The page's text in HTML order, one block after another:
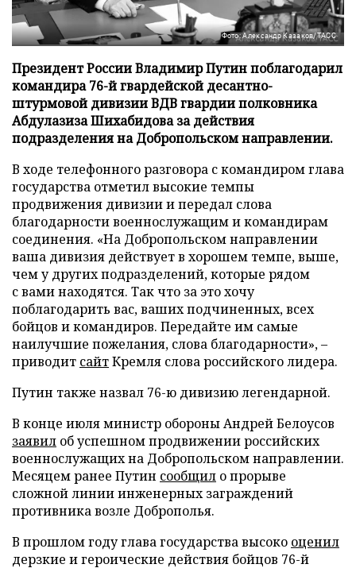
Фото: Александр Казаков/ТАСС
Президент России Владимир Путин поблагодарил
командира 76-й гвардейской десантно-
штурмовой дивизии ВДВ гвардии полковника
Абдулазиза Шихабидова за действия
подразделения на Добропольском направлении.
В ходе телефонного разговора с командиром глава
государства отметил высокие темпы
продвижения дивизии и передал слова
благодарности военнослужащим и командирам
соединения. «На Добропольском направлении
ваша дивизия действует в хорошем темпе, выше,
чем у других подразделений, которые рядом
с вами находятся. Так что за это хочу
поблагодарить вас, ваших подчиненных, всех
бойцов и командиров. Передайте им самые
наилучшие пожелания, слова благодарности», –
приводит сайтКремля слова российского лидера.
Путин также назвал 76-ю дивизию легендарной.
В конце июля министр обороны Андрей Белоусов
заявил об успешном продвижении российских
военнослужащих на Добропольском направлении.
Месяцем ранее Путин сообщил о прорыве
сложной линии инженерных заграждений
противника возле Доброполья.
В прошлом году глава государства высоко оценил
дерзкие и героические действия бойцов 76-й